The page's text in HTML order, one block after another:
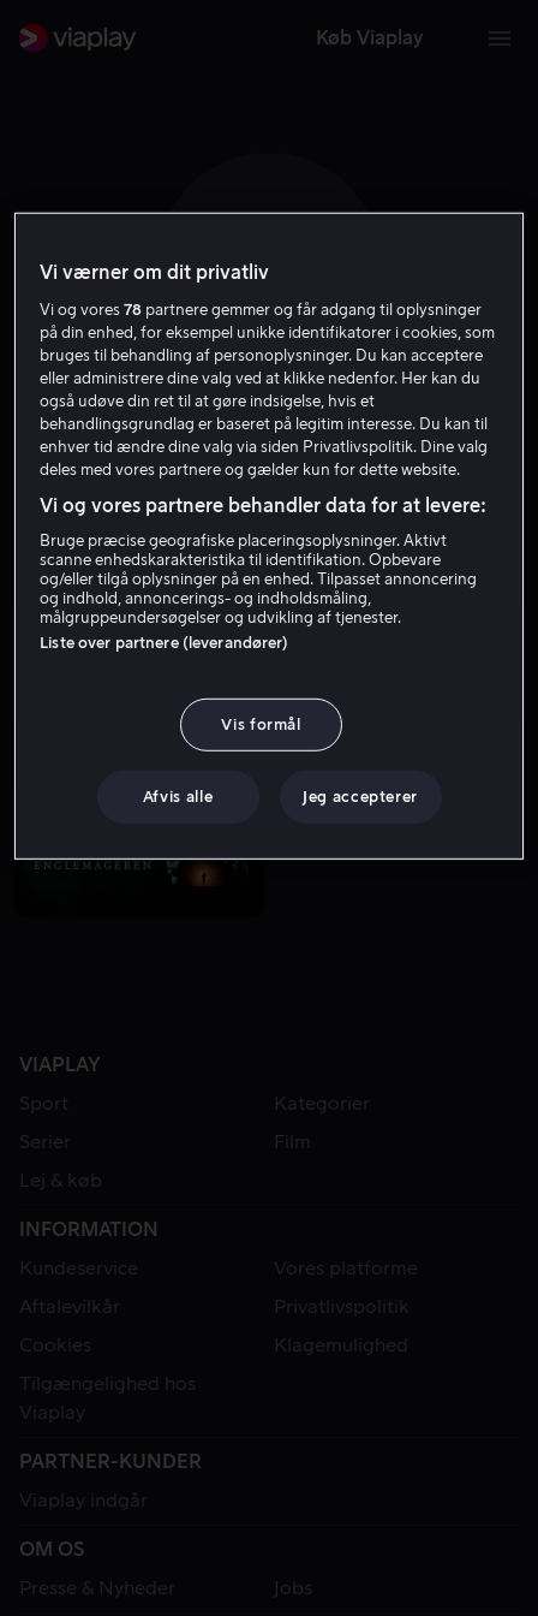
Køb Viaplay
B T
Brian Tange
Filmproducent Instruktør
Kun hos os
VIAPLAY
Sport
Kategorier
Serier
Film
Lej & køb
INFORMATION
Kundeservice
Vores platforme
Aftalevilkår
Privatlivspolitik
Cookies
Klagemulighed
Tilgængelighed hos
Viaplay
PARTNER-KUNDER
Viaplay indgår
OM OS
Presse & Nyheder
Jobs
Vi værner om dit privatliv
Vi og vores78 partnere gemmer og får adgang til oplysninger
på din enhed, for eksempel unikke identifikatorer i cookies, som
bruges til behandling af personoplysninger. Du kan acceptere
eller administrere dine valg ved at klikke nedenfor. Her kan du
også udøve din ret til at gøre indsigelse, hvis et
behandlingsgrundlag er baseret på legitim interesse. Du kan til
enhver tid ændre dine valg via siden Privatlivspolitik. Dine valg
deles med vores partnere og gælder kun for dette website.
Vi og vores partnere behandler data for at levere:
Bruge præcise geografiske placeringsoplysninger. Aktivt
scanne enhedskarakteristika til identifikation. Opbevare
og/eller tilgå oplysninger på en enhed. Tilpasset annoncering
og indhold, annoncerings- og indholdsmåling,
målgruppeundersøgelser og udvikling af tjenester.
Liste over partnere (leverandører)
Vis formål
Afvis alle Jeg accepterer